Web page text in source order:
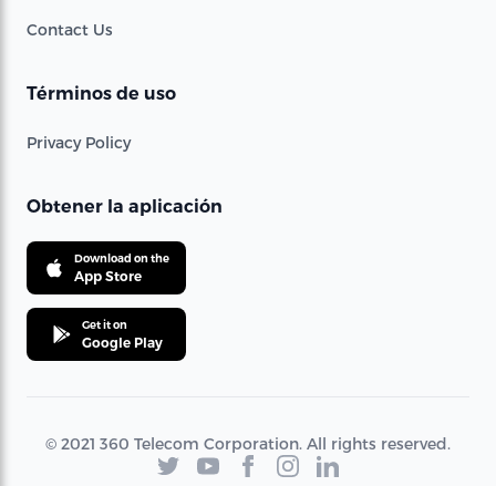
Contact Us
Términos de uso
Privacy Policy
Obtener la aplicación
Download on the
App Store
Get it on
Google Play
© 2021 360 Telecom Corporation. All rights reserved.